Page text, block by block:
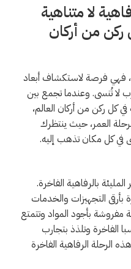
لا متناهية
ركن من أركان
فهي فرصة لاستكشاف أبعاد
لا تُنسى. وعندما تجمع بين
كل ركن من أركان العالم،
العمر، حيث ينتظرك
في كل مكان تذهب إليه.
بالرفاهية الفاخرة.
التجهيزات والخدمات
بأجود المواد وتتمتع
الفاخرة وتلذذ بتجارب
الرحلة الرفاهية الفاخرة